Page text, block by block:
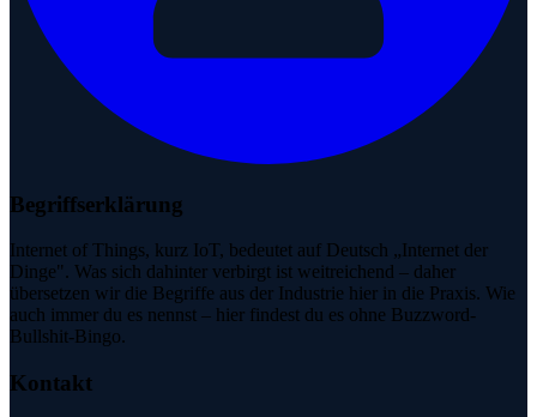
Begriffserklärung
Internet of Things, kurz IoT, bedeutet auf Deutsch „Internet der
Dinge". Was sich dahinter verbirgt ist weitreichend – daher
übersetzen wir die Begriffe aus der Industrie hier in die Praxis. Wie
auch immer du es nennst – hier findest du es ohne Buzzword-
Bullshit-Bingo.
Kontakt